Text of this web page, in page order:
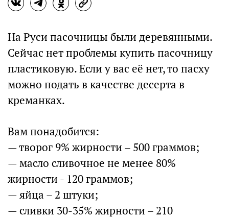
На Руси пасочницы были деревянными.
Сейчас нет проблемы купить пасочницу
пластиковую. Если у вас её нет, то пасху
можно подать в качестве десерта в
креманках.
Вам понадобится:
— творог 9% жирности – 500 граммов;
— масло сливочное не менее 80%
жирности - 120 граммов;
— яйца – 2 штуки;
— сливки 30-35% жирности – 210